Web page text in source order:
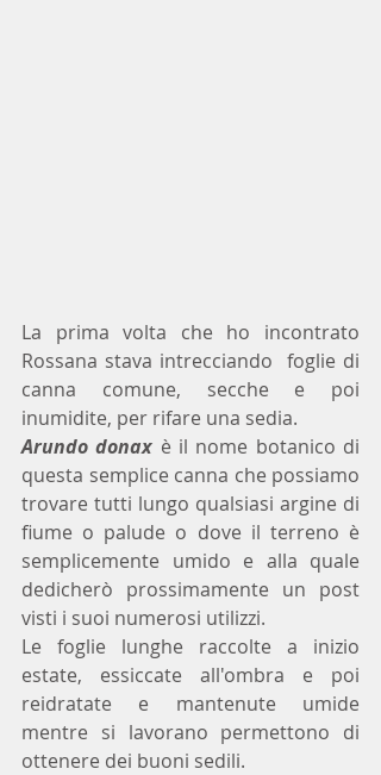
La prima volta che ho incontrato
Rossana stava intrecciando  foglie di
canna comune, secche e poi
inumidite, per rifare una sedia.
Arundo donax è il nome botanico di
questa semplice canna che possiamo
trovare tutti lungo qualsiasi argine di
fiume o palude o dove il terreno è
semplicemente umido e alla quale
dedicherò prossimamente un post
visti i suoi numerosi utilizzi.
Le foglie lunghe raccolte a inizio
estate, essiccate all'ombra e poi
reidratate e mantenute umide
mentre si lavorano permettono di
ottenere dei buoni sedili.